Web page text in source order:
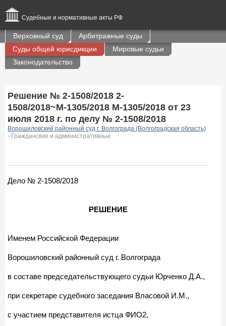
Судебные и нормативные акты РФ
Верховный суд
Арбитражные суды
Суды общей юрисдикции
Мировые судьи
Законодательство
Решение № 2-1508/2018 2-
1508/2018~М-1305/2018 М-1305/2018 от 23
июля 2018 г. по делу № 2-1508/2018
Ворошиловский районный суд г. Волгограда (Волгоградская область)
- Гражданские и административные
Дело № 2-1508/2018
РЕШЕНИЕ
Именем Российской Федерации
Ворошиловский районный суд г. Волгограда
в составе председательствующего судьи Юрченко Д.А.,
при секретаре судебного заседания Власовой И.М.,
с участием представителя истца ФИО2,